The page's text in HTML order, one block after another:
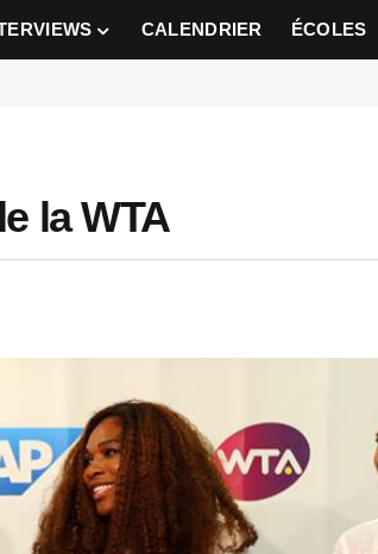
CALENDRIER ÉCOLES
la WTA